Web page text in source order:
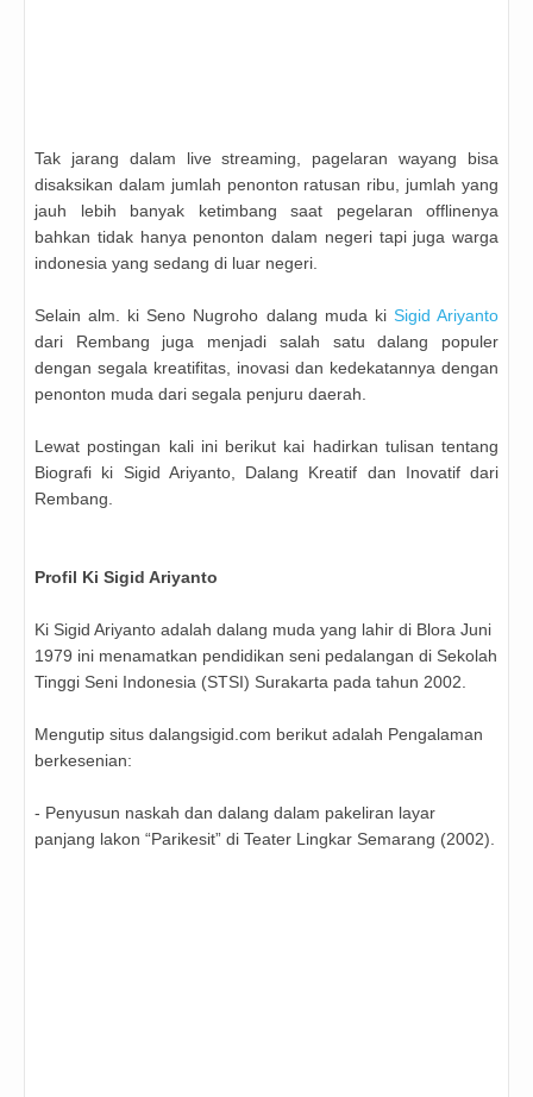
Tak jarang dalam live streaming, pagelaran wayang bisa
disaksikan dalam jumlah penonton ratusan ribu, jumlah yang
jauh lebih banyak ketimbang saat pegelaran offlinenya
bahkan tidak hanya penonton dalam negeri tapi juga warga
indonesia yang sedang di luar negeri.
Selain alm. ki Seno Nugroho dalang muda ki Sigid Ariyanto
dari Rembang juga menjadi salah satu dalang populer
dengan segala kreatifitas, inovasi dan kedekatannya dengan
penonton muda dari segala penjuru daerah.
Lewat postingan kali ini berikut kai hadirkan tulisan tentang
Biografi ki Sigid Ariyanto, Dalang Kreatif dan Inovatif dari
Rembang.
Profil Ki Sigid Ariyanto
Ki Sigid Ariyanto adalah dalang muda yang lahir di Blora Juni
1979 ini menamatkan pendidikan seni pedalangan di Sekolah
Tinggi Seni Indonesia (STSI) Surakarta pada tahun 2002.
Mengutip situs dalangsigid.com berikut adalah Pengalaman
berkesenian:
- Penyusun naskah dan dalang dalam pakeliran layar
panjang lakon “Parikesit” di Teater Lingkar Semarang (2002).